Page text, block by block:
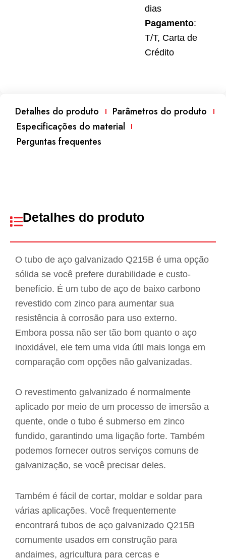
dias
Pagamento:
T/T, Carta de
Crédito
Detalhes do produto
Parâmetros do produto
Especificações do material
Perguntas frequentes
Detalhes do produto
O tubo de aço galvanizado Q215B é uma opção
sólida se você prefere durabilidade e custo-
benefício. É um tubo de aço de baixo carbono
revestido com zinco para aumentar sua
resistência à corrosão para uso externo.
Embora possa não ser tão bom quanto o aço
inoxidável, ele tem uma vida útil mais longa em
comparação com opções não galvanizadas.
O revestimento galvanizado é normalmente
aplicado por meio de um processo de imersão a
quente, onde o tubo é submerso em zinco
fundido, garantindo uma ligação forte. Também
podemos fornecer outros serviços comuns de
galvanização, se você precisar deles.
Também é fácil de cortar, moldar e soldar para
várias aplicações. Você frequentemente
encontrará tubos de aço galvanizado Q215B
comumente usados em construção para
andaimes, agricultura para cercas e